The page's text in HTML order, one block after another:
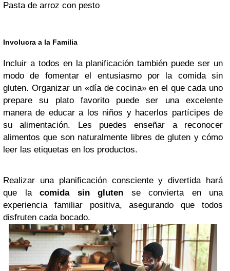
Pasta de arroz con pesto
Involucra a la Familia
Incluir a todos en la planificación también puede ser un
modo de fomentar el entusiasmo por la comida sin
gluten. Organizar un «día de cocina» en el que cada uno
prepare su plato favorito puede ser una excelente
manera de educar a los niños y hacerlos partícipes de
su alimentación. Les puedes enseñar a reconocer
alimentos que son naturalmente libres de gluten y cómo
leer las etiquetas en los productos.
Realizar una planificación consciente y divertida hará
que la comida sin gluten se convierta en una
experiencia familiar positiva, asegurando que todos
disfruten cada bocado.